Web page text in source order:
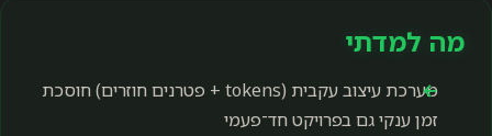
מה למדתי
מערכת עיצוב עקבית (tokens + פטרנים חוזרים) חוסכת
זמן ענקי גם בפרויקט חד־פעמי